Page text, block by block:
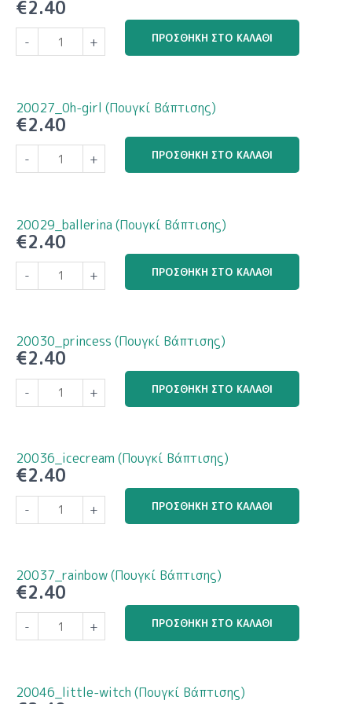
€2.40
-
20024_my-
swan
ποσότητα
+ ΠΡΟΣΘΉΚΗ ΣΤΟ ΚΑΛΆΘΙ
20027_0h-girl (Πουγκί Βάπτισης)
€2.40
-
20027_0h-
girl
ποσότητα
+ ΠΡΟΣΘΉΚΗ ΣΤΟ ΚΑΛΆΘΙ
20029_ballerina (Πουγκί Βάπτισης)
€2.40
-
20029_ballerina
(Πουγκί
+ ΠΡΟΣΘΉΚΗ ΣΤΟ ΚΑΛΆΘΙ
20030_princess (Πουγκί Βάπτισης)
€2.40
-
20030_princess
(Πουγκί
+ ΠΡΟΣΘΉΚΗ ΣΤΟ ΚΑΛΆΘΙ
20036_icecream (Πουγκί Βάπτισης)
€2.40
-
20036_icecream
(Πουγκί
+ ΠΡΟΣΘΉΚΗ ΣΤΟ ΚΑΛΆΘΙ
20037_rainbow (Πουγκί Βάπτισης)
€2.40
-
20037_rainbow
(Πουγκί
+ ΠΡΟΣΘΉΚΗ ΣΤΟ ΚΑΛΆΘΙ
20046_little-witch (Πουγκί Βάπτισης)